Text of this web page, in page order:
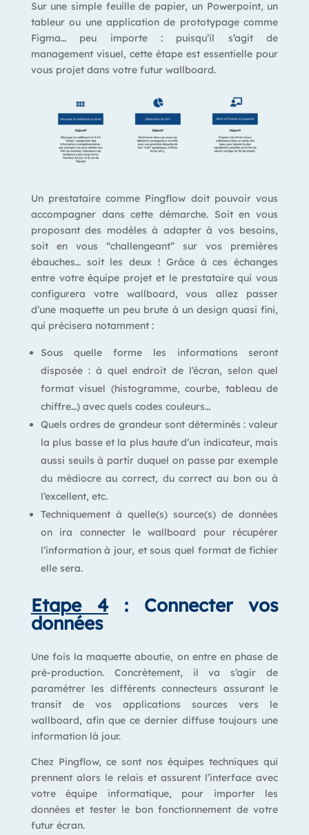
Sur une simple feuille de papier, un Powerpoint, un
tableur ou une application de prototypage comme
Figma… peu importe : puisqu’il s’agit de
management visuel, cette étape est essentielle pour
vous projet dans votre futur wallboard.
Un prestataire comme Pingflow doit pouvoir vous
accompagner dans cette démarche. Soit en vous
proposant des modèles à adapter à vos besoins,
soit en vous “challengeant” sur vos premières
ébauches… soit les deux ! Grâce à ces échanges
entre votre équipe projet et le prestataire qui vous
configurera votre wallboard, vous allez passer
d’une maquette un peu brute à un design quasi fini,
qui précisera notamment :
Sous quelle forme les informations seront
disposée : à quel endroit de l’écran, selon quel
format visuel (histogramme, courbe, tableau de
chiffre…) avec quels codes couleurs…
Quels ordres de grandeur sont déterminés : valeur
la plus basse et la plus haute d’un indicateur, mais
aussi seuils à partir duquel on passe par exemple
du médiocre au correct, du correct au bon ou à
l’excellent, etc.
Techniquement à quelle(s) source(s) de données
on ira connecter le wallboard pour récupérer
l’information à jour, et sous quel format de fichier
elle sera.
Etape 4: Connecter vos
données
Une fois la maquette aboutie, on entre en phase de
pré-production. Concrètement, il va s’agir de
paramétrer les différents connecteurs assurant le
transit de vos applications sources vers le
wallboard, afin que ce dernier diffuse toujours une
information là jour.
Chez Pingflow, ce sont nos équipes techniques qui
prennent alors le relais et assurent l’interface avec
votre équipe informatique, pour importer les
données et tester le bon fonctionnement de votre
futur écran.